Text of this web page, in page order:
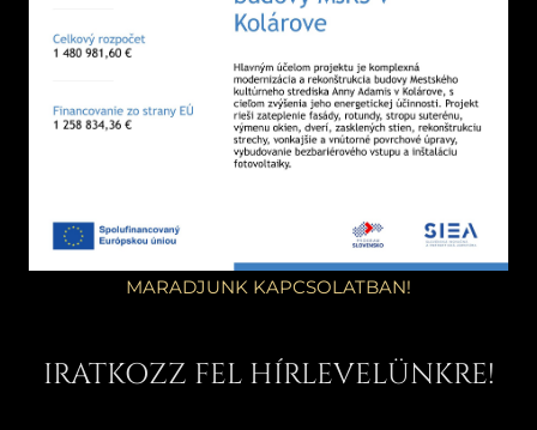
MARADJUNK KAPCSOLATBAN!
IRATKOZZ FEL HÍRLEVELÜNKRE!